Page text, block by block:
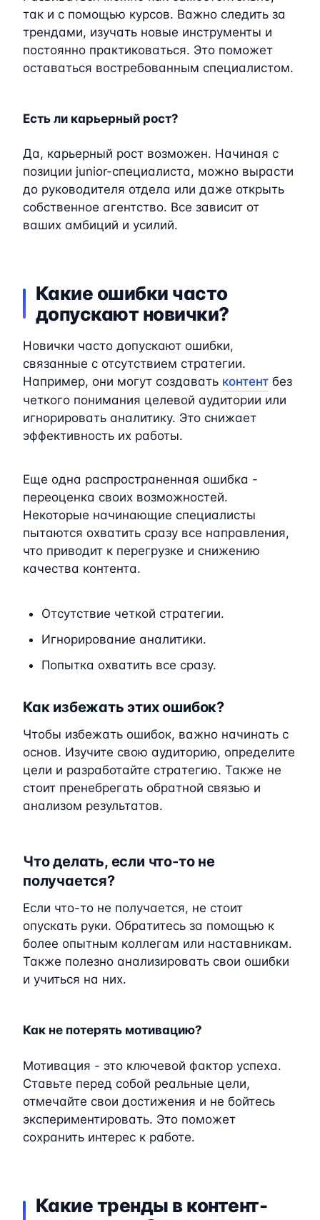
так и с помощью курсов. Важно следить за
трендами, изучать новые инструменты и
постоянно практиковаться. Это поможет
оставаться востребованным специалистом.
Есть ли карьерный рост?
Да, карьерный рост возможен. Начиная с
позиции junior-специалиста, можно вырасти
до руководителя отдела или даже открыть
собственное агентство. Все зависит от
ваших амбиций и усилий.
Какие ошибки часто
допускают новички?
Новички часто допускают ошибки,
связанные с отсутствием стратегии.
Например, они могут создавать контент без
четкого понимания целевой аудитории или
игнорировать аналитику. Это снижает
эффективность их работы.
Еще одна распространенная ошибка -
переоценка своих возможностей.
Некоторые начинающие специалисты
пытаются охватить сразу все направления,
что приводит к перегрузке и снижению
качества контента.
Отсутствие четкой стратегии.
Игнорирование аналитики.
Попытка охватить все сразу.
Как избежать этих ошибок?
Чтобы избежать ошибок, важно начинать с
основ. Изучите свою аудиторию, определите
цели и разработайте стратегию. Также не
стоит пренебрегать обратной связью и
анализом результатов.
Что делать, если что-то не
получается?
Если что-то не получается, не стоит
опускать руки. Обратитесь за помощью к
более опытным коллегам или наставникам.
Также полезно анализировать свои ошибки
и учиться на них.
Как не потерять мотивацию?
Мотивация - это ключевой фактор успеха.
Ставьте перед собой реальные цели,
отмечайте свои достижения и не бойтесь
экспериментировать. Это поможет
сохранить интерес к работе.
Какие тренды в контент-